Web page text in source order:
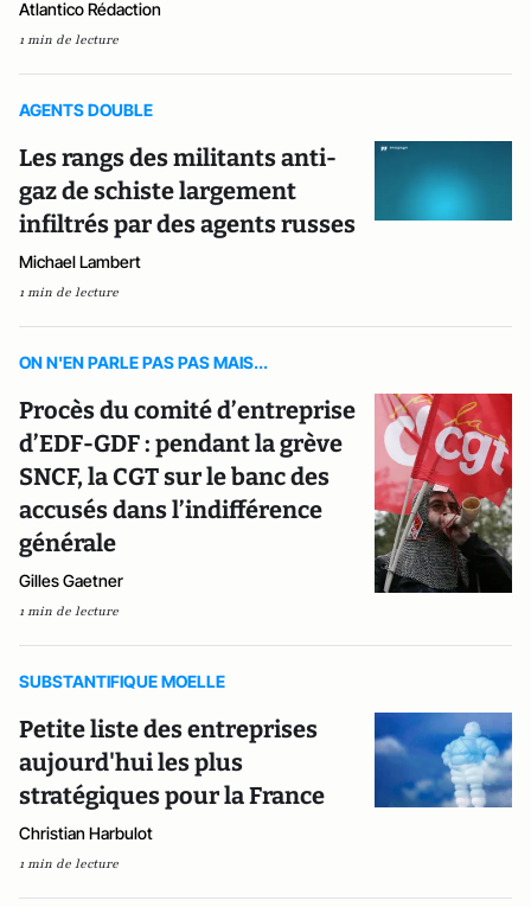
Atlantico Rédaction
1 min de lecture
AGENTS DOUBLE
Les rangs des militants anti-
gaz de schiste largement
infiltrés par des agents russes
Michael Lambert
1 min de lecture
ON N'EN PARLE PAS PAS MAIS...
Procès du comité d’entreprise
d’EDF-GDF : pendant la grève
SNCF, la CGT sur le banc des
accusés dans l’indifférence
générale
Gilles Gaetner
1 min de lecture
SUBSTANTIFIQUE MOELLE
Petite liste des entreprises
aujourd'hui les plus
stratégiques pour la France
Christian Harbulot
1 min de lecture